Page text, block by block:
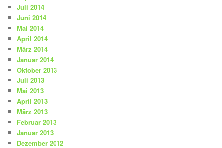
Juli 2014
Juni 2014
Mai 2014
April 2014
März 2014
Januar 2014
Oktober 2013
Juli 2013
Mai 2013
April 2013
März 2013
Februar 2013
Januar 2013
Dezember 2012